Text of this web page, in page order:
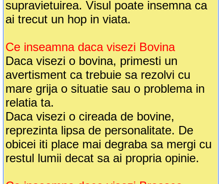
supravietuirea. Visul poate insemna ca
ai trecut un hop in viata.
Ce inseamna daca visezi Bovina
Daca visezi o bovina, primesti un
avertisment ca trebuie sa rezolvi cu
mare grija o situatie sau o problema in
relatia ta.
Daca visezi o cireada de bovine,
reprezinta lipsa de personalitate. De
obicei iti place mai degraba sa mergi cu
restul lumii decat sa ai propria opinie.